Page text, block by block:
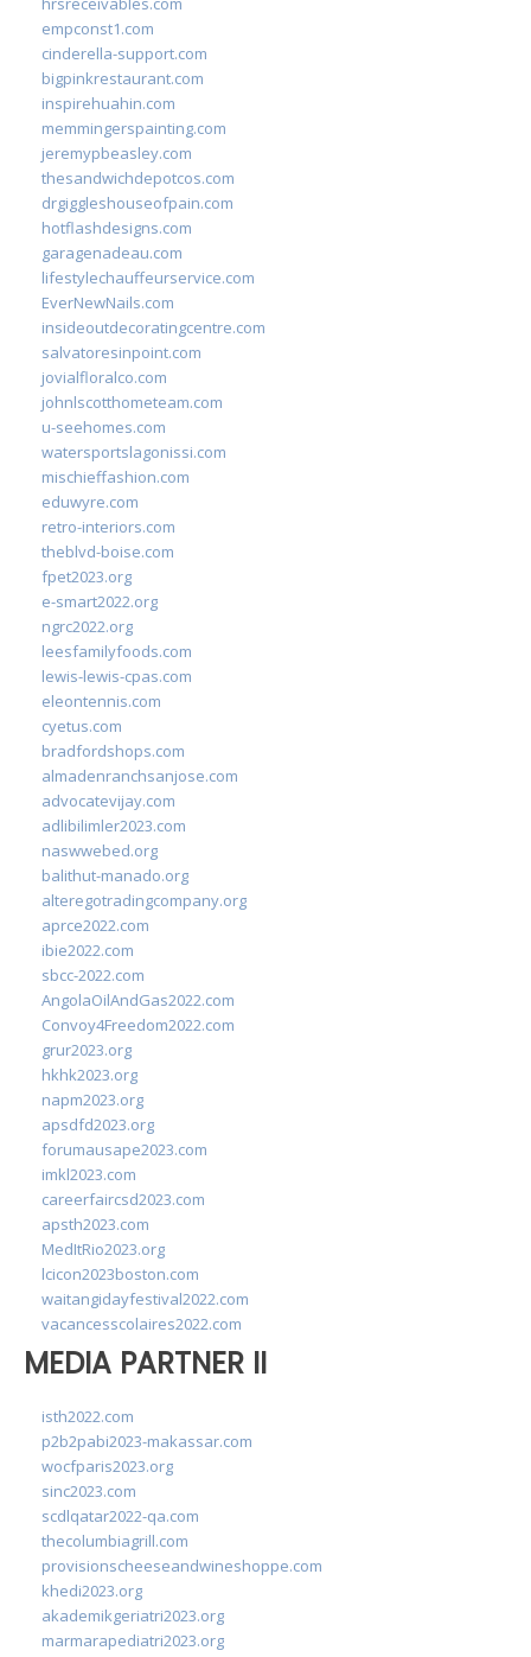
empconst1.com
cinderella-support.com
bigpinkrestaurant.com
inspirehuahin.com
memmingerspainting.com
jeremypbeasley.com
thesandwichdepotcos.com
drgiggleshouseofpain.com
hotflashdesigns.com
garagenadeau.com
lifestylechauffeurservice.com
EverNewNails.com
insideoutdecoratingcentre.com
salvatoresinpoint.com
jovialfloralco.com
johnlscotthometeam.com
u-seehomes.com
watersportslagonissi.com
mischieffashion.com
eduwyre.com
retro-interiors.com
theblvd-boise.com
fpet2023.org
e-smart2022.org
ngrc2022.org
leesfamilyfoods.com
lewis-lewis-cpas.com
eleontennis.com
cyetus.com
bradfordshops.com
almadenranchsanjose.com
advocatevijay.com
adlibilimler2023.com
naswwebed.org
balithut-manado.org
alteregotradingcompany.org
aprce2022.com
ibie2022.com
sbcc-2022.com
AngolaOilAndGas2022.com
Convoy4Freedom2022.com
grur2023.org
hkhk2023.org
napm2023.org
apsdfd2023.org
forumausape2023.com
imkl2023.com
careerfaircsd2023.com
apsth2023.com
MedItRio2023.org
lcicon2023boston.com
waitangidayfestival2022.com
vacancesscolaires2022.com
MEDIA PARTNER II
isth2022.com
p2b2pabi2023-makassar.com
wocfparis2023.org
sinc2023.com
scdlqatar2022-qa.com
thecolumbiagrill.com
provisionscheeseandwineshoppe.com
khedi2023.org
akademikgeriatri2023.org
marmarapediatri2023.org